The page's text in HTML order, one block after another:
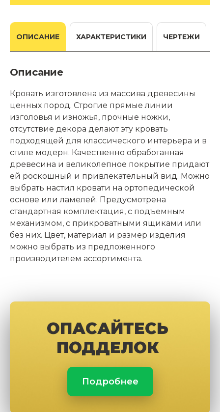
ОПИСАНИЕ ХАРАКТЕРИСТИКИ ЧЕРТЕЖИ
Описание
Кровать изготовлена из массива древесины
ценных пород. Строгие прямые линии
изголовья и изножья, прочные ножки,
отсутствие декора делают эту кровать
подходящей для классического интерьера и в
стиле модерн. Качественно обработанная
древесина и великолепное покрытие придают
ей роскошный и привлекательный вид. Можно
выбрать настил кровати на ортопедической
основе или ламелей. Предусмотрена
стандартная комплектация, с подъемным
механизмом, с прикроватными ящиками или
без них. Цвет, материал и размер изделия
можно выбрать из предложенного
производителем ассортимента.
ОПАСАЙТЕСЬ
ПОДДЕЛОК
Подробнее